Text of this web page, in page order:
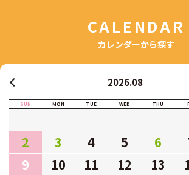
CALENDAR
カレンダーから探す
2026.08
SUN MON TUE WED THU
2
3 4 5 6
9
10 11 12 13